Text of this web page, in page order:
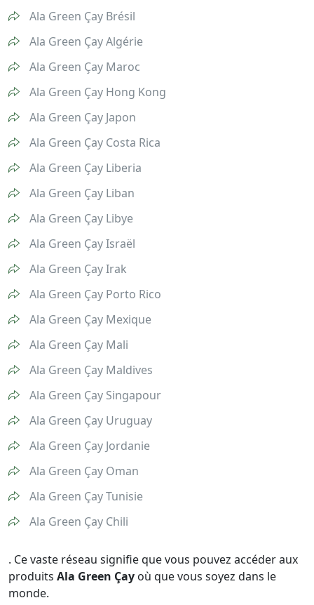
Ala Green Çay Brésil
Ala Green Çay Algérie
Ala Green Çay Maroc
Ala Green Çay Hong Kong
Ala Green Çay Japon
Ala Green Çay Costa Rica
Ala Green Çay Liberia
Ala Green Çay Liban
Ala Green Çay Libye
Ala Green Çay Israël
Ala Green Çay Irak
Ala Green Çay Porto Rico
Ala Green Çay Mexique
Ala Green Çay Mali
Ala Green Çay Maldives
Ala Green Çay Singapour
Ala Green Çay Uruguay
Ala Green Çay Jordanie
Ala Green Çay Oman
Ala Green Çay Tunisie
Ala Green Çay Chili
. Ce vaste réseau signifie que vous pouvez accéder aux
produits Ala Green Çay où que vous soyez dans le
monde.